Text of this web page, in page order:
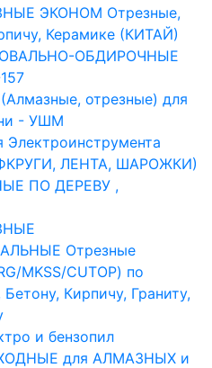
ЭКОНОМ Отрезные,
Керамике (КИТАЙ)
ОБДИРОЧНЫЕ
отрезные) для
- УШМ
ЛЕНТА, ШАРОЖКИ)
ПО ДЕРЕВУ ,
Отрезные
MKSS/CUTOP) по
Кирпичу, Граниту,
и бензопил
для АЛМАЗНЫХ и